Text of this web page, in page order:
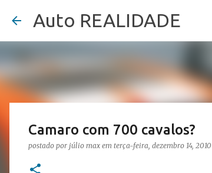
Auto REALIDADE
Camaro com 700 cavalos?
postado por júlio max em terça-feira, dezembro 14, 2010